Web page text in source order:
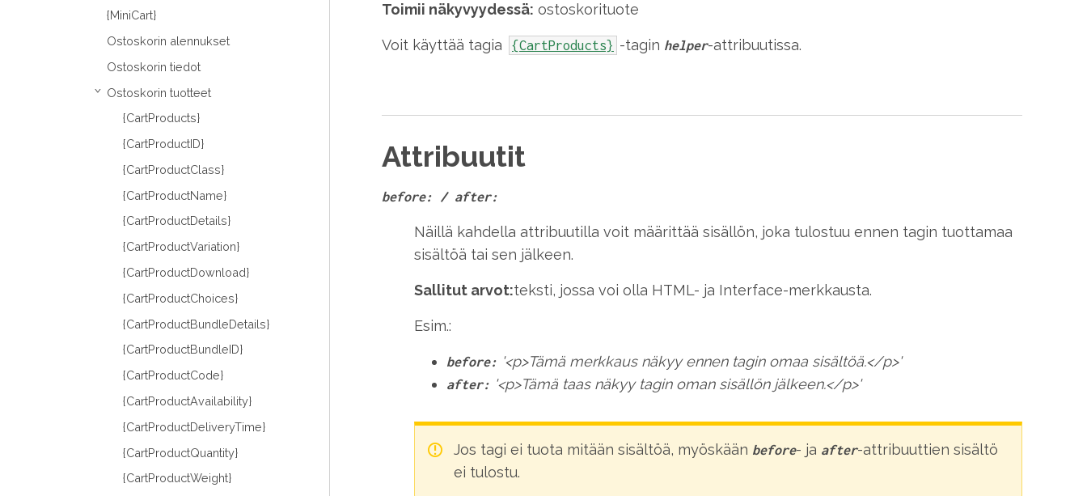
{MiniCart}
Ostoskorin alennukset
Ostoskorin tiedot
› Ostoskorin tuotteet
{CartProducts}
{CartProductID}
{CartProductClass}
{CartProductName}
{CartProductDetails}
{CartProductVariation}
{CartProductDownload}
{CartProductChoices}
{CartProductBundleDetails}
{CartProductBundleID}
{CartProductCode}
{CartProductAvailability}
{CartProductDeliveryTime}
{CartProductQuantity}
{CartProductWeight}
Toimii näkyvyydessä: ostoskorituote
Voit käyttää tagia {CartProducts} -tagin helper-attribuutissa.
Attribuutit
before: / after:
Näillä kahdella attribuutilla voit määrittää sisällön, joka tulostuu ennen tagin tuottamaa
sisältöä tai sen jälkeen.
Sallitut arvot:teksti, jossa voi olla HTML- ja Interface-merkkausta.
Esim.:
before: '<p>Tämä merkkaus näkyy ennen tagin omaa sisältöä.</p>'
after: '<p>Tämä taas näkyy tagin oman sisällön jälkeen.</p>'
Jos tagi ei tuota mitään sisältöä, myöskään before- ja after-attribuuttien sisältö
ei tulostu.